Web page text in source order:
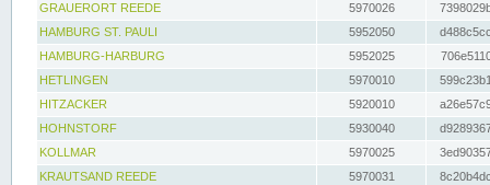
GRAUERORT REEDE
5970026
HAMBURG ST. PAULI
5952050
HAMBURG-HARBURG
5952025
HETLINGEN
5970010
HITZACKER
5920010
HOHNSTORF
5930040
KOLLMAR
5970025
KRAUTSAND REEDE
5970031